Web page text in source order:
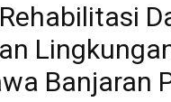
Banjaran